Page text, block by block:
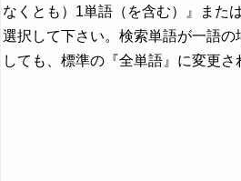
なくとも）1単語（を含む）』また
選択して下さい。検索単語が一語
しても、標準の『全単語』に変更さ